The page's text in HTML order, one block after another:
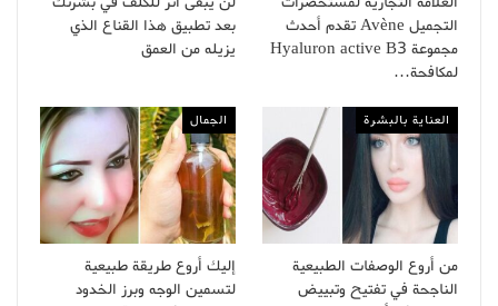
التجميل Avène تقدم أحدث
مجموعة Hyaluron active B3
لمكافحة…
بعد تطبيق هذا القناع الذي
يزيله من العمق
العناية بالبشرة
من أروع الوصفات الطبيعية
الناجحة في تفتيح وتبييض
الجمال
إليك أروع طريقة طبيعية
لتسمين الوجه وبرز الخدود